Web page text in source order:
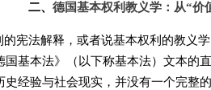
二、 德国基本权利教义学：从“价
的宪法解释，或者说基本权利的教义
国基本法》（以下称基本法）文本的
史经验与社会现实，并没有一个完整